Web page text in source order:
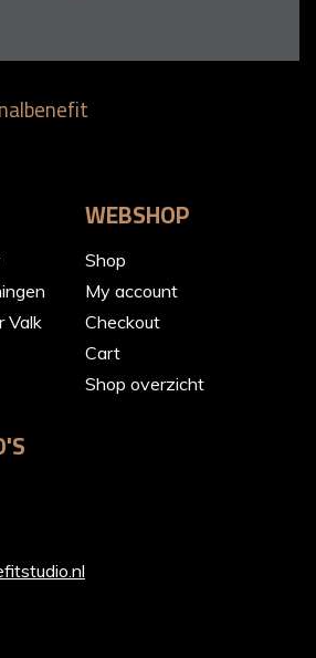
Valk
WEBSHOP
Shop
My account
Checkout
Cart
Shop overzicht